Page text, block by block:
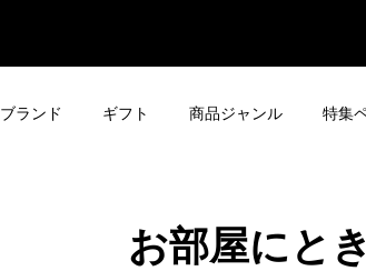
ブランド ギフト 商品ジャンル 特集
お部屋にと